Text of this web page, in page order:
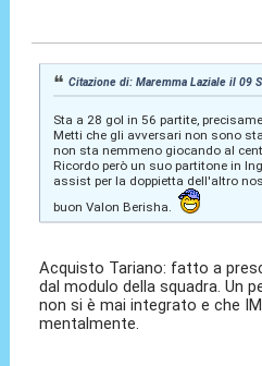
Citazione di: Maremma Laziale il 09
Sta a 28 gol in 56 partite,
Metti che gli avversari non sono
non sta nemmeno giocando al
Ricordo però un suo partitone in
assist per la doppietta dell'altro
buon Valon Berisha.
Acquisto Tariano: fatto a
dal modulo della squadra. Un
non si è mai integrato e che
mentalmente.